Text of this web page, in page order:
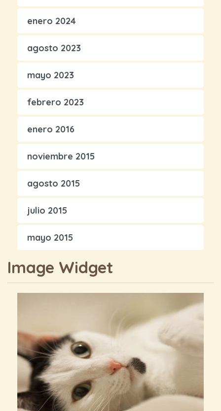
enero 2024
agosto 2023
mayo 2023
febrero 2023
enero 2016
noviembre 2015
agosto 2015
julio 2015
mayo 2015
Image Widget